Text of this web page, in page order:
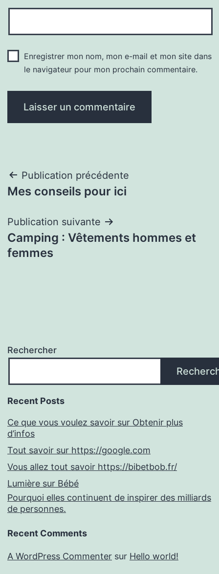
Enregistrer mon nom, mon e-mail et mon site dans
le navigateur pour mon prochain commentaire.
Navigation
de
l’article
Publication précédente
Mes conseils pour ici
Publication suivante
Camping : Vêtements hommes et
femmes
Rechercher
Recent Posts
Ce que vous voulez savoir sur Obtenir plus
d’infos
Tout savoir sur https://google.com
Vous allez tout savoir https://bibetbob.fr/
Lumière sur Bébé
Pourquoi elles continuent de inspirer des milliards
de personnes.
Recent Comments
A WordPress Commenter sur Hello world!